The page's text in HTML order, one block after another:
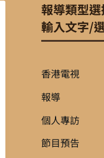
報導類型
輸入文字/
香港電視
報導
個人專訪
節目預告